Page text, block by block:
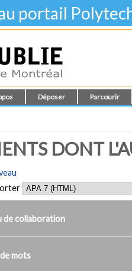
portail
Déposer Parcourir
DONT
de collaboration
mots